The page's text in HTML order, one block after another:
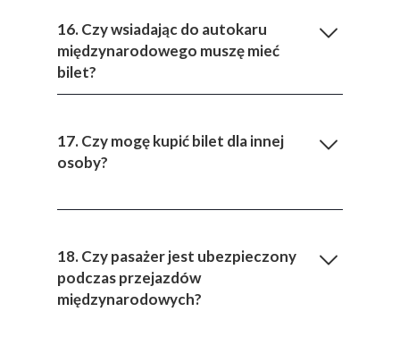
18. Czy pasażer jest ubezpieczony
podczas przejazdów
międzynarodowych?
17. Czy mogę kupić bilet dla innej
osoby?
16. Czy wsiadając do autokaru
międzynarodowego muszę mieć
bilet?